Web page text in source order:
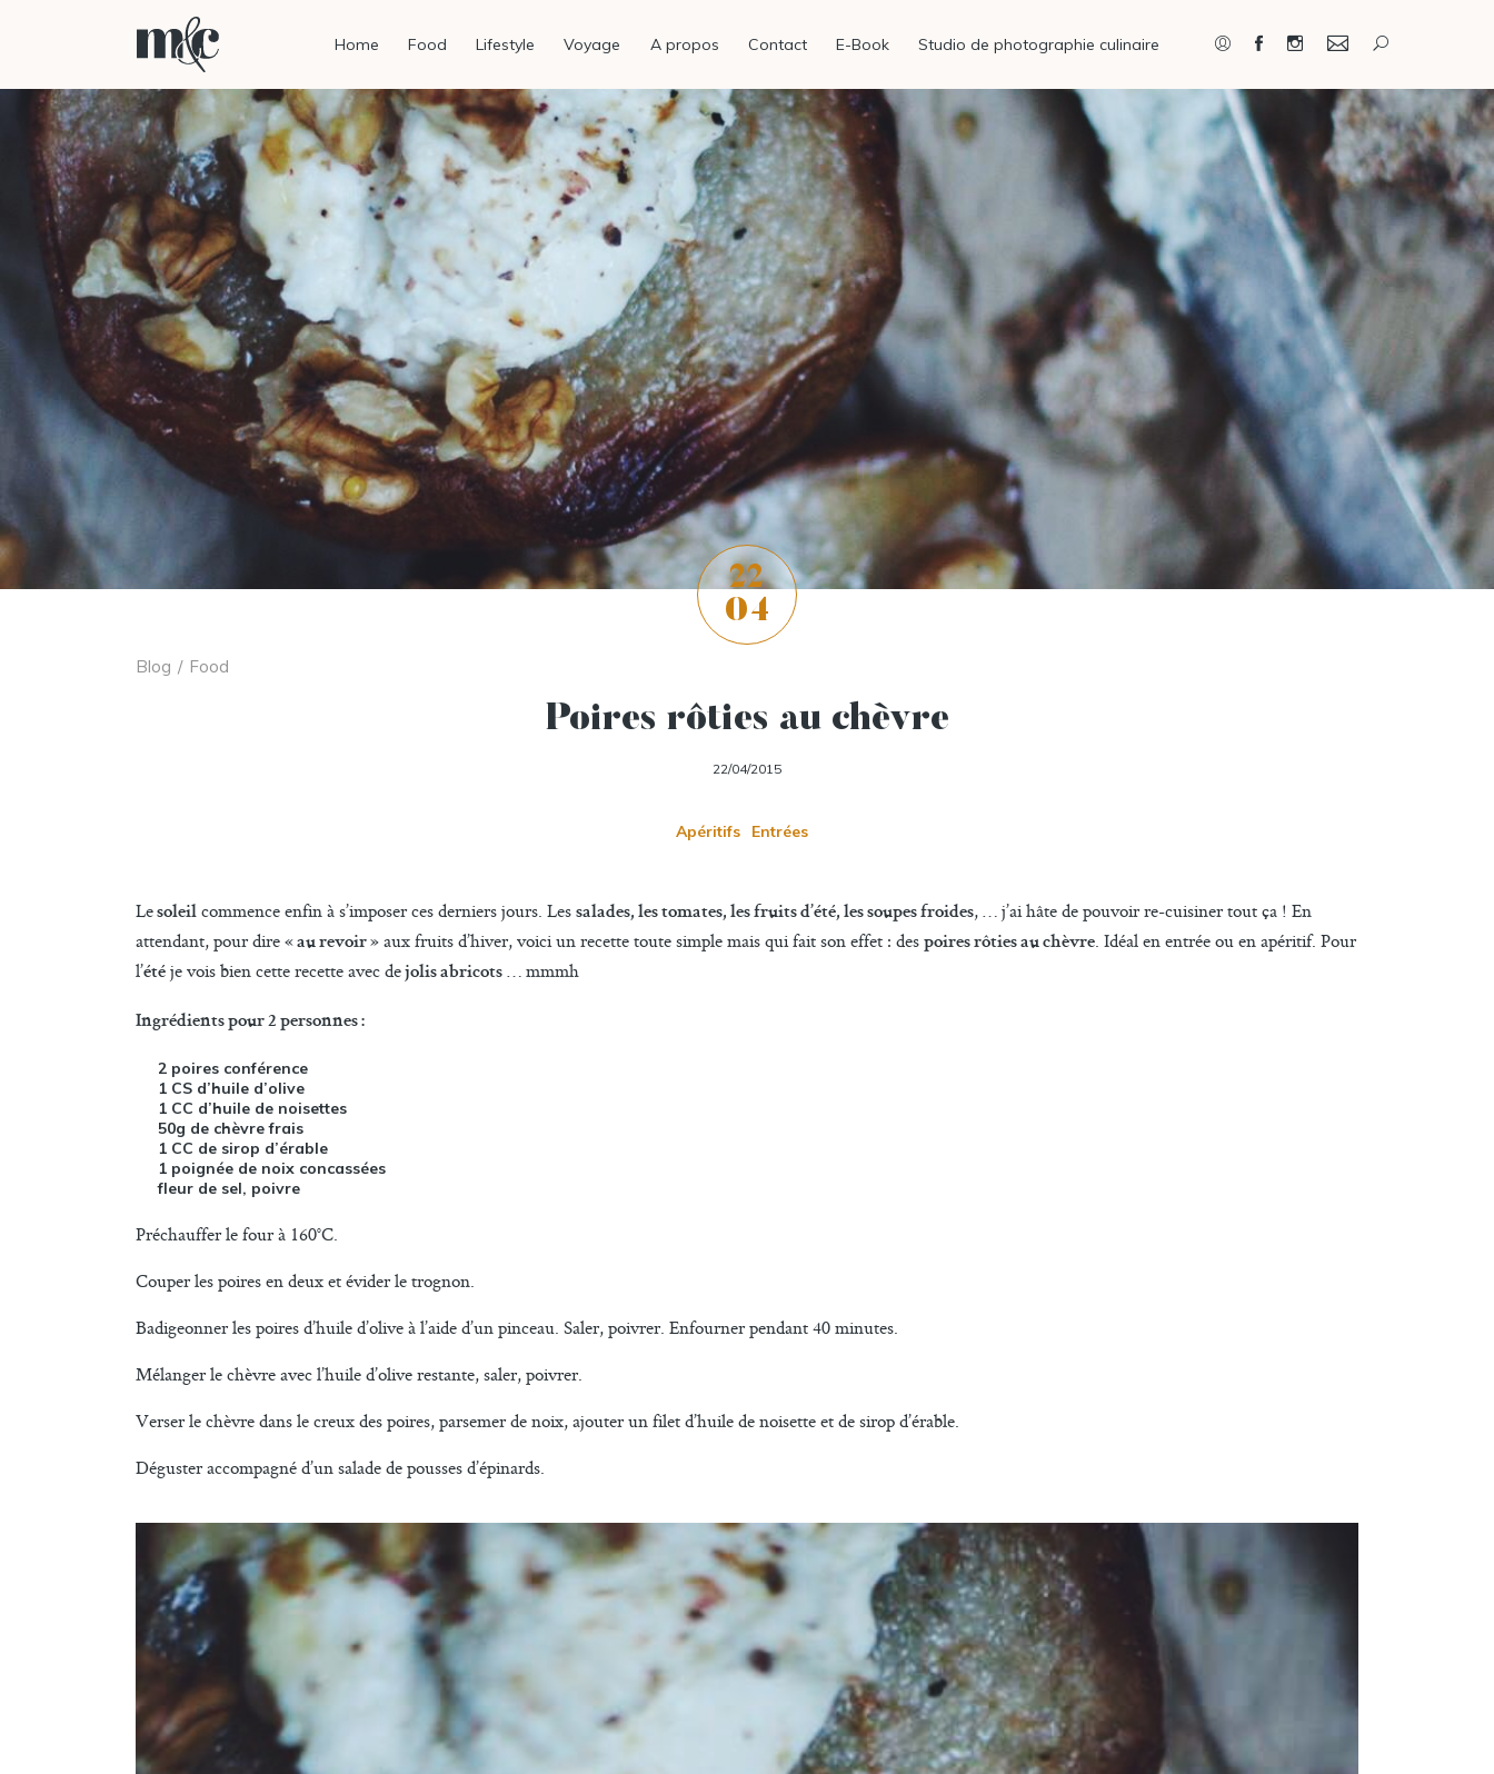
Home Food Lifestyle Voyage A propos Contact E-Book Studio de photographie culinaire
Connexion / Inscription
22
04
Blog / Food
Poires rôties au chèvre
22/04/2015
Apéritifs Entrées
Lesoleil commence enfin à s’imposer ces derniers jours. Les salades, les tomates, les fruits d’été, les soupes froides, … j’ai hâte de pouvoir re-cuisiner tout ça ! En
attendant, pour dire « au revoir » aux fruits d’hiver, voici un recette toute simple mais qui fait son effet : des poires rôties au chèvre. Idéal en entrée ou en apéritif. Pour
l’été je vois bien cette recette avec dejolis abricots … mmmh
Ingrédients pour 2 personnes :
2 poires conférence
1 CS d’huile d’olive
1 CC d’huile de noisettes
50g de chèvre frais
1 CC de sirop d’érable
1 poignée de noix concassées
fleur de sel, poivre
Préchauffer le four à 160°C.
Couper les poires en deux et évider le trognon.
Badigeonner les poires d’huile d’olive à l’aide d’un pinceau. Saler, poivrer. Enfourner pendant 40 minutes.
Mélanger le chèvre avec l’huile d’olive restante, saler, poivrer.
Verser le chèvre dans le creux des poires, parsemer de noix, ajouter un filet d’huile de noisette et de sirop d’érable.
Déguster accompagné d’un salade de pousses d’épinards.